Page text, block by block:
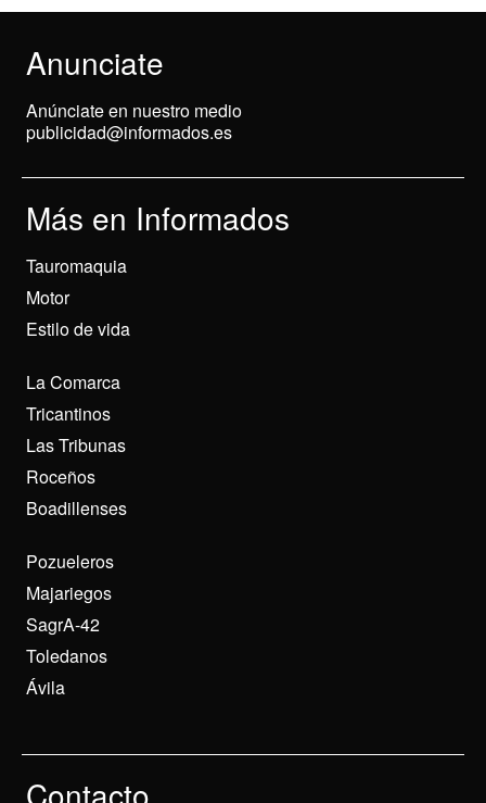
Anunciate
Anúnciate en nuestro medio
publicidad@informados.es
Más en Informados
Tauromaquia
Motor
Estilo de vida
La Comarca
Tricantinos
Las Tribunas
Roceños
Boadillenses
Pozueleros
Majariegos
SagrA-42
Toledanos
Ávila
Contacto